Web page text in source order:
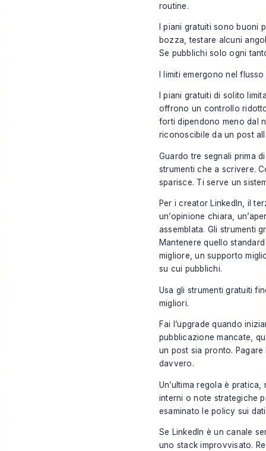
routine.
I piani gratuiti sono buoni
bozza, testare alcuni
Se pubblichi solo ogni
I limiti emergono nel
I piani gratuiti di solito
offrono un controllo
forti dipendono meno dal
riconoscibile da un post
Guardo tre segnali prima
strumenti che a scrivere.
sparisce. Ti serve un
Per i creator LinkedIn, il
un’opinione chiara,
assemblata. Gli strumenti
Mantenere quello
migliore, un supporto
su cui pubblichi.
Usa gli strumenti gratuiti
migliori.
Fai l’upgrade quando
pubblicazione mancate,
un post sia pronto.
davvero.
Un’ultima regola è
interni o note strategiche
esaminato le policy sui
Se LinkedIn è un canale
uno stack improvvisato.